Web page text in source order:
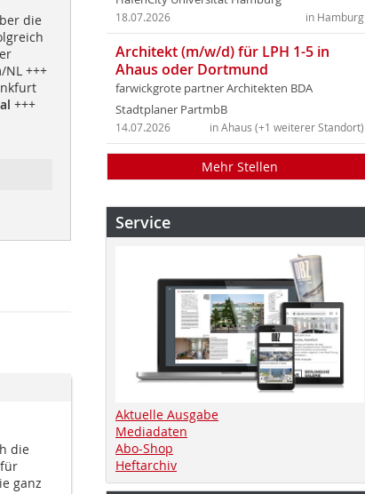
die
+++
+++
die
ganz
in Hamburg
18.07.2026
Architekt (m/w/d) für LPH 1-5 in
Ahaus oder Dortmund
farwickgrote partner Architekten BDA
Stadtplaner PartmbB
in Ahaus (+1 weiterer Standort)
14.07.2026
Mehr Stellen
Service
Aktuelle Ausgabe
Mediadaten
Abo-Shop
Heftarchiv